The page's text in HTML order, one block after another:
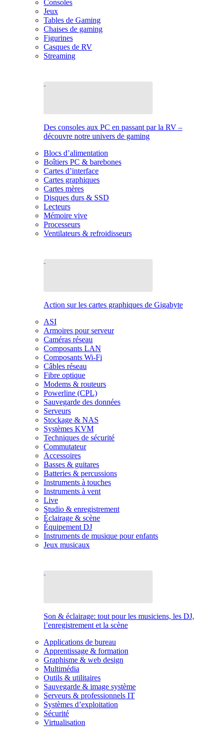
Consoles
Jeux
Tables de Gaming
Chaises de gaming
Figurines
Casques de RV
Streaming
Des consoles aux PC en passant par la RV –
découvre notre univers de gaming
Blocs d’alimentation
Boîtiers PC & barebones
Cartes d’interface
Cartes graphiques
Cartes mères
Disques durs & SSD
Lecteurs
Mémoire vive
Processeurs
Ventilateurs & refroidisseurs
Action sur les cartes graphiques de Gigabyte
ASI
Armoires pour serveur
Caméras réseau
Composants LAN
Composants Wi-Fi
Câbles réseau
Fibre optique
Modems & routeurs
Powerline (CPL)
Sauvegarde des données
Serveurs
Stockage & NAS
Systèmes KVM
Techniques de sécurité
Commutateur
Accessoires
Basses & guitares
Batteries & percussions
Instruments à touches
Instruments à vent
Live
Studio & enregistrement
Éclairage & scène
Équipement DJ
Instruments de musique pour enfants
Jeux musicaux
Son & éclairage: tout pour les musiciens, les DJ,
l’enregistrement et la scène
Applications de bureau
Apprentissage & formation
Graphisme & web design
Multimédia
Outils & utilitaires
Sauvegarde & image système
Serveurs & professionnels IT
Systèmes d’exploitation
Sécurité
Virtualisation